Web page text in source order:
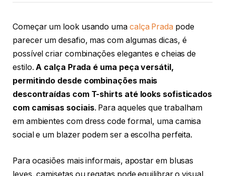
Começar um look usando uma calça Prada pode
parecer um desafio, mas com algumas dicas, é
possível criar combinações elegantes e cheias de
estilo.A calça Prada é uma peça versátil,
permitindo desde combinações mais
descontraídas com T-shirts até looks sofisticados
com camisas sociais. Para aqueles que trabalham
em ambientes com dress code formal, uma camisa
social e um blazer podem ser a escolha perfeita.
Para ocasiões mais informais, apostar em blusas